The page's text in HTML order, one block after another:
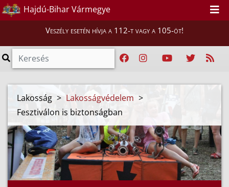
Hajdú-Bihar Vármegye
Veszély esetén hívja a 112-t vagy a 105-öt!
Lakosság > Lakosságvédelem >
Fesztiválon is biztonságban